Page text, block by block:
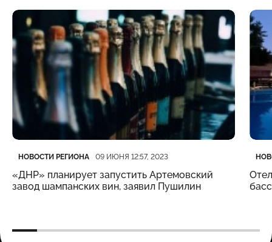
Категория
НОВОСТИ РЕГИОНА
Дата публикации 09 ИЮНЯ 12:57, 2023
«ДНР» планирует запустить Артемовский
завод шампанских вин, заявил Пушилин